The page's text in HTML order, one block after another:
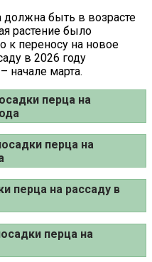
должна быть в возрасте
растение было
к переносу на новое
в 2026 году
начале марта.
перца на
перца на
перца на рассаду в
перца на